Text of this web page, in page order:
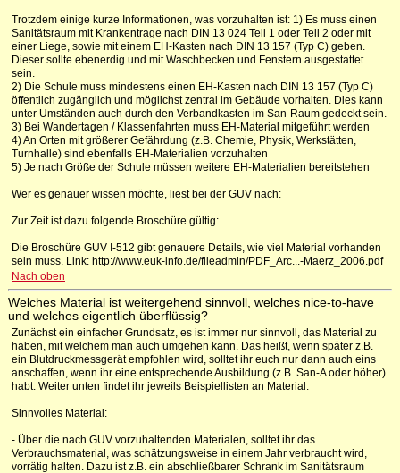
Trotzdem einige kurze Informationen, was vorzuhalten ist: 1) Es muss einen
Sanitätsraum mit Krankentrage nach DIN 13 024 Teil 1 oder Teil 2 oder mit
einer Liege, sowie mit einem EH-Kasten nach DIN 13 157 (Typ C) geben.
Dieser sollte ebenerdig und mit Waschbecken und Fenstern ausgestattet
sein.
2) Die Schule muss mindestens einen EH-Kasten nach DIN 13 157 (Typ C)
öffentlich zugänglich und möglichst zentral im Gebäude vorhalten. Dies kann
unter Umständen auch durch den Verbandkasten im San-Raum gedeckt sein.
3) Bei Wandertagen / Klassenfahrten muss EH-Material mitgeführt werden
4) An Orten mit größerer Gefährdung (z.B. Chemie, Physik, Werkstätten,
Turnhalle) sind ebenfalls EH-Materialien vorzuhalten
5) Je nach Größe der Schule müssen weitere EH-Materialien bereitstehen
Wer es genauer wissen möchte, liest bei der GUV nach:
Zur Zeit ist dazu folgende Broschüre gültig:
Die Broschüre GUV I-512 gibt genauere Details, wie viel Material vorhanden
sein muss. Link: http://www.euk-info.de/fileadmin/PDF_Arc...-Maerz_2006.pdf
Nach oben
Welches Material ist weitergehend sinnvoll, welches nice-to-have
und welches eigentlich überflüssig?
Zunächst ein einfacher Grundsatz, es ist immer nur sinnvoll, das Material zu
haben, mit welchem man auch umgehen kann. Das heißt, wenn später z.B.
ein Blutdruckmessgerät empfohlen wird, solltet ihr euch nur dann auch eins
anschaffen, wenn ihr eine entsprechende Ausbildung (z.B. San-A oder höher)
habt. Weiter unten findet ihr jeweils Beispiellisten an Material.
Sinnvolles Material:
- Über die nach GUV vorzuhaltenden Materialen, solltet ihr das
Verbrauchsmaterial, was schätzungsweise in einem Jahr verbraucht wird,
vorrätig halten. Dazu ist z.B. ein abschließbarer Schrank im Sanitätsraum